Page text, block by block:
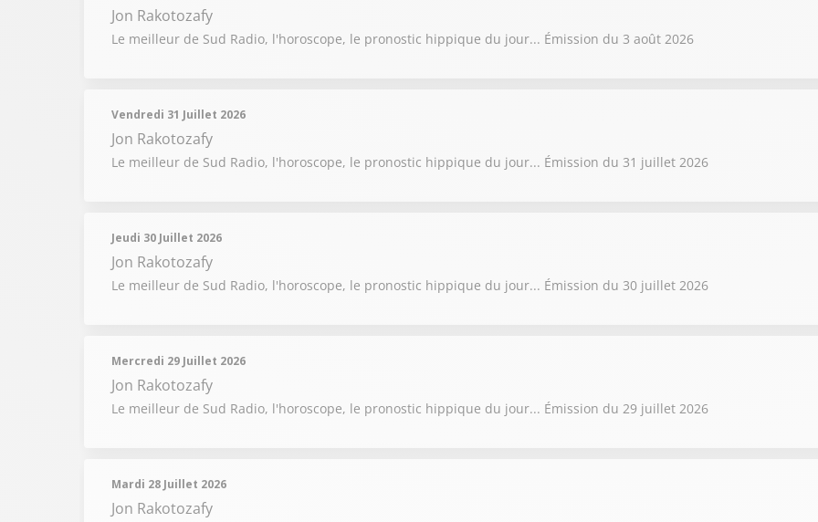
Jon Rakotozafy
Le meilleur de Sud Radio, l'horoscope, le pronostic hippique du jour... Émission du 3 août 2026
Vendredi 31 Juillet 2026
Jon Rakotozafy
Le meilleur de Sud Radio, l'horoscope, le pronostic hippique du jour... Émission du 31 juillet 2026
Jeudi 30 Juillet 2026
Jon Rakotozafy
Le meilleur de Sud Radio, l'horoscope, le pronostic hippique du jour... Émission du 30 juillet 2026
Mercredi 29 Juillet 2026
Jon Rakotozafy
Le meilleur de Sud Radio, l'horoscope, le pronostic hippique du jour... Émission du 29 juillet 2026
Mardi 28 Juillet 2026
Jon Rakotozafy